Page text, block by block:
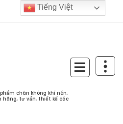
chân không khí nén,
hãng, tư vấn, thiết kế các
Tiếng Việt